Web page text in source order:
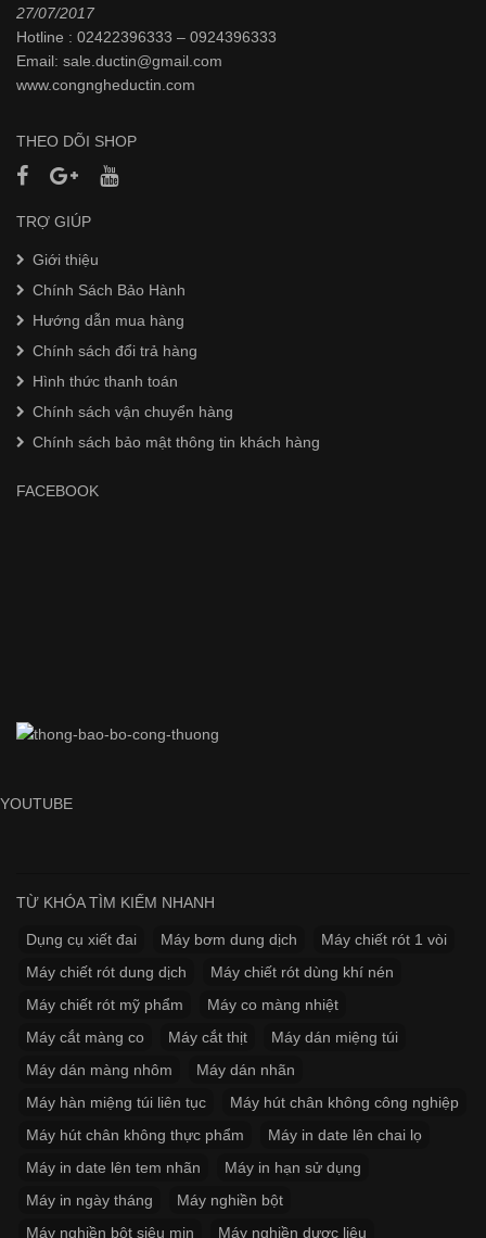
27/07/2017
Hotline : 02422396333 – 0924396333
Email: sale.ductin@gmail.com
www.congngheductin.com
THEO DÕI SHOP
TRỢ GIÚP
Giới thiệu
Chính Sách Bảo Hành
Hướng dẫn mua hàng
Chính sách đổi trả hàng
Hình thức thanh toán
Chính sách vận chuyển hàng
Chính sách bảo mật thông tin khách hàng
FACEBOOK
YOUTUBE
TỪ KHÓA TÌM KIẾM NHANH
Dụng cụ xiết đai Máy bơm dung dịch
Máy chiết rót 1 vòi
Máy chiết rót dung dịch
Máy chiết rót dùng khí nén
Máy chiết rót mỹ phẩm
Máy co màng nhiệt
Máy cắt màng co
Máy cắt thịt
Máy dán miệng túi
Máy dán màng nhôm
Máy dán nhãn
Máy hàn miệng túi liên tục
Máy hút chân không công nghiệp
Máy hút chân không thực phẩm
Máy in date lên chai lọ
Máy in date lên tem nhãn
Máy in hạn sử dụng
Máy in ngày tháng
Máy nghiền bột
Máy nghiền bột siêu mịn
Máy nghiền dược liệu